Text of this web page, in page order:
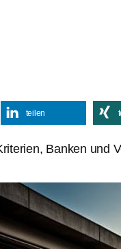
teilen
Banken und